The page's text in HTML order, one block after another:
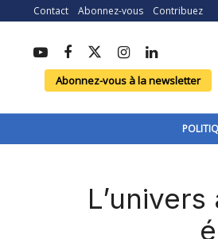
Contact Abonnez-vous Contribuez
Abonnez-vous à la newsletter